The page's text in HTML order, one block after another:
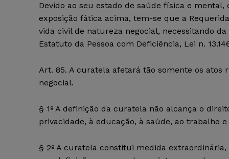
Devido ao seu estado de saúde física e
exposição fática acima, tem-se que a
vida civil de natureza negocial, necessitando
Estatuto da Pessoa com Deficiência, Lei n.
Art. 85. A curatela afetará tão somente os
negocial.
§ 1º A definição da curatela não alcança o
privacidade, à educação, à saúde, ao trabalho e
§ 2º A curatela constitui medida